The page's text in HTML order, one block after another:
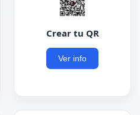
Crear tu QR
Ver info